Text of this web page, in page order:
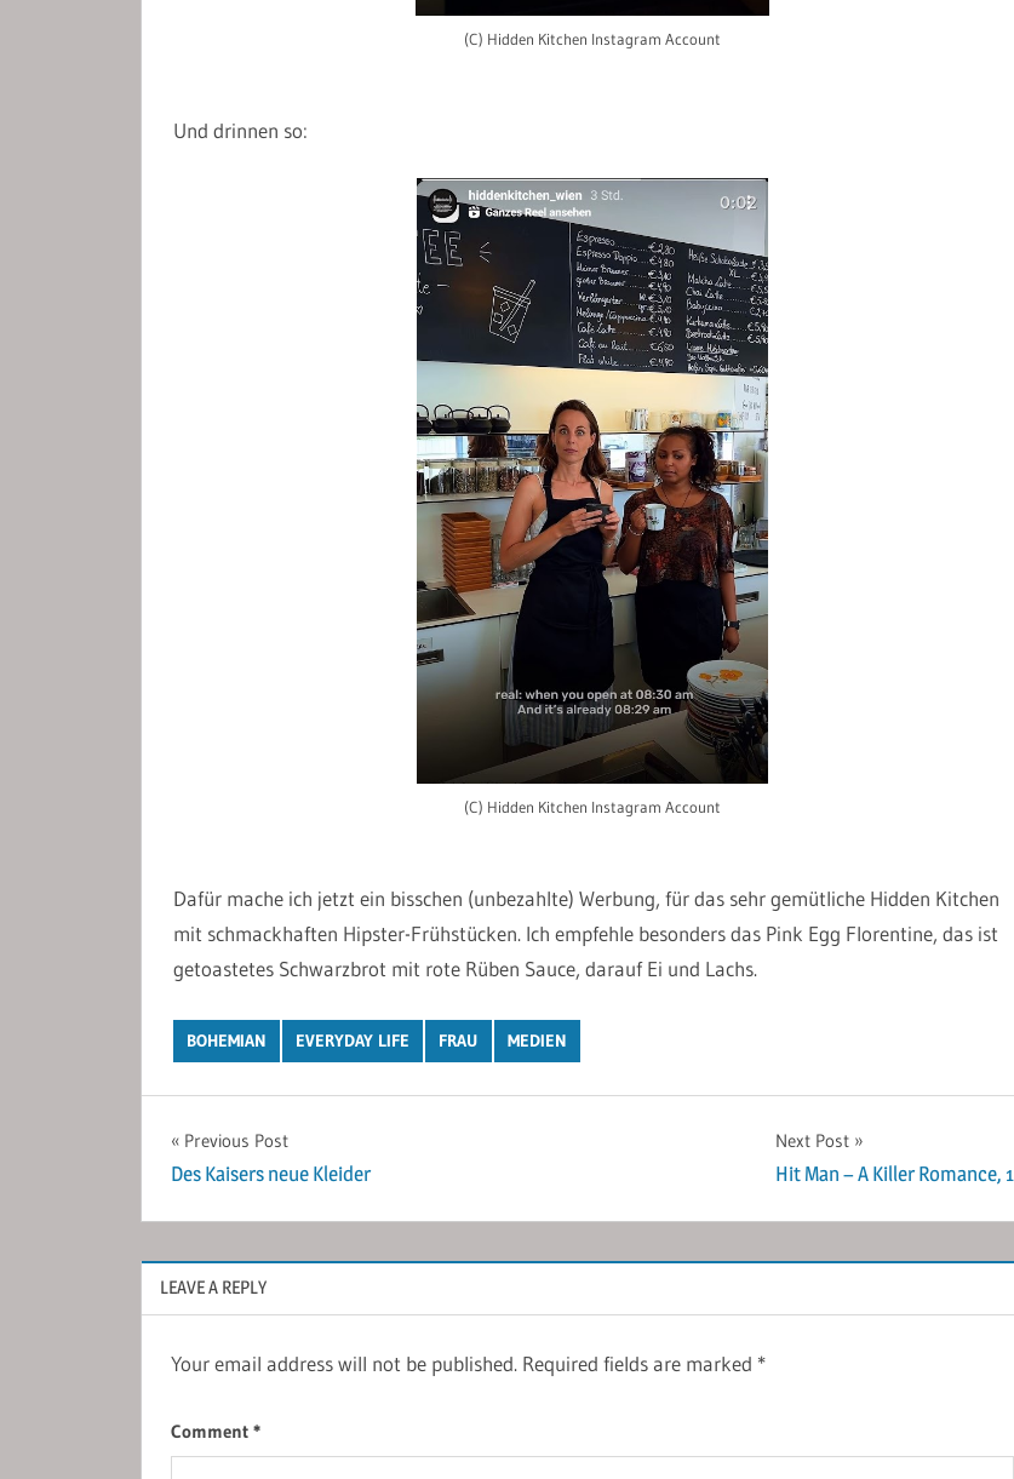
(C) Hidden Kitchen Instagram Account
Und drinnen so:
(C) Hidden Kitchen Instagram Account
Dafür mache ich jetzt ein bisschen (unbezahlte) Werbung, für das sehr gemütliche Hidden Kitchen
mit schmackhaften Hipster-Frühstücken. Ich empfehle besonders das Pink Egg Florentine, das ist
getoastetes Schwarzbrot mit rote Rüben Sauce, darauf Ei und Lachs.
BOHEMIAN EVERYDAY LIFE FRAU MEDIEN
Post
navigation
Previous Post
Des Kaisers neue Kleider
Next Post
Hit Man – A Killer Romance, 1
LEAVE A REPLY
Your email address will not be published. Required fields are marked *
Comment *